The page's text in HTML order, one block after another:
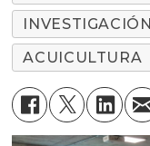
INVESTIGACIÓN
ACUICULTURA